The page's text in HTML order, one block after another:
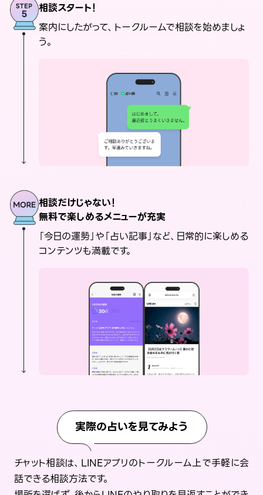
相談スタート！
案内にしたがって、トークルームで相談を始めましょ
う。
相談だけじゃない！
無料で楽しめるメニューが充実
「今日の運勢」や「占い記事」など、日常的に楽しめる
コンテンツも満載です。
実際の占いを見てみよう
チャット相談は、LINEアプリのトークルーム上で手軽に会
話できる相談方法です。